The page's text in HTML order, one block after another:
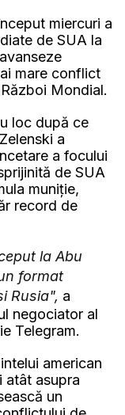
miercuri a
de SUA la
mare conflict
Mondial.
loc după ce
a
a focului
de SUA
muniţie,
record de
la Abu
format
Rusia", a
negociator al
Telegram.
american
atât asupra
un